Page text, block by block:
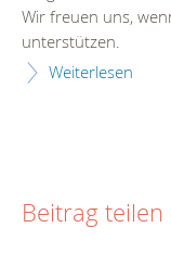
Wir freuen uns,
unterstützen.
Weiterlesen
Beitrag teilen